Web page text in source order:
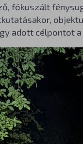
fókuszált
adott célpontot